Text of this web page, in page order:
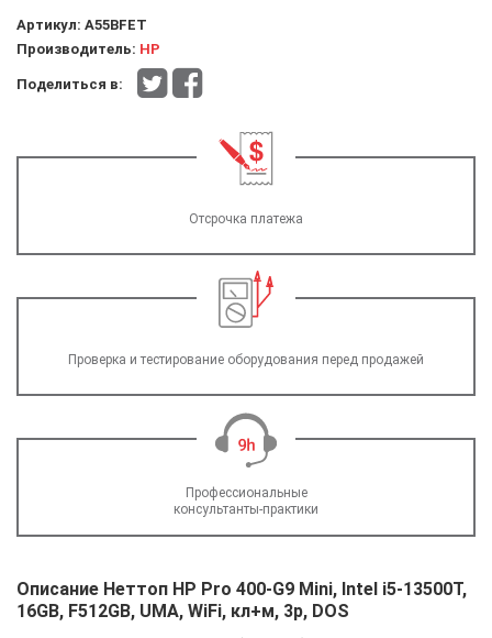
Артикул: A55BFET
Производитель: HP
Поделиться в:
Отсрочка платежа
Проверка и тестирование оборудования перед продажей
Профессиональные
консультанты-практики
Описание Неттоп HP Pro 400-G9 Mini, Intel i5-13500T,
16GB, F512GB, UMA, WiFi, кл+м, 3р, DOS